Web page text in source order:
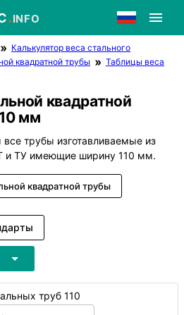
.INFO
Калькулятор веса стального
квадратной трубы
Таблицы веса
квадратной
мм
трубы изготавливаемые из
и ТУ имеющие ширину 110 мм.
квадратной трубы
труб 110